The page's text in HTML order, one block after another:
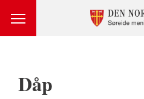
Dåp